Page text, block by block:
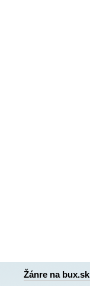
Žánre na bux.sk